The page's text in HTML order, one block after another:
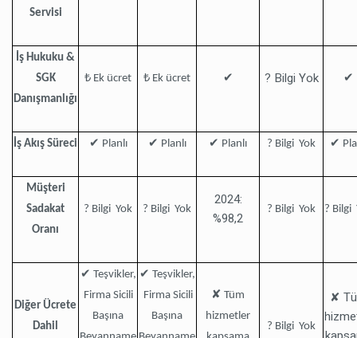
Servisi
İş Hukuku &
SGK
Danışmanlığı
₺ Ek ücret ₺ Ek ücret ✔ ? Bilgi Yok ✔
İş Akış Süreci ✔ Planlı ✔ Planlı ✔ Planlı ? Bilgi Yok ✔
Müşteri
Sadakat
Oranı
? Bilgi Yok ? Bilgi Yok
2024:
%98,2
? Bilgi Yok ? Bilgi
Diğer Ücrete
Dahil
✔ Teşvikler,
Firma Sicili
Başına
✔ Teşvikler,
Firma Sicili
Başına
✘ Tüm
hizmetler
? Bilgi Yok
✘